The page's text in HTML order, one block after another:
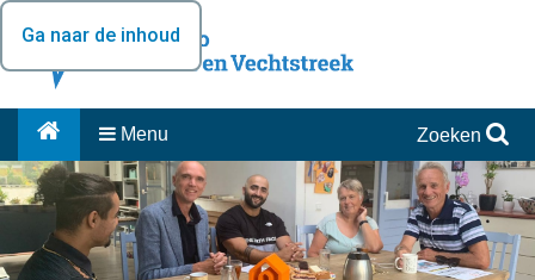
Ga naar de inhoud
Menu Zoeken